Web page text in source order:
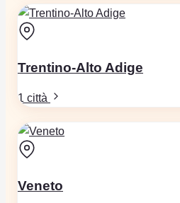
Trentino-Alto Adige
1 città
Veneto